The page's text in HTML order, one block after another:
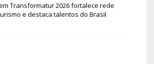
Transformatur 2026 fortalece rede
e destaca talentos do Brasil